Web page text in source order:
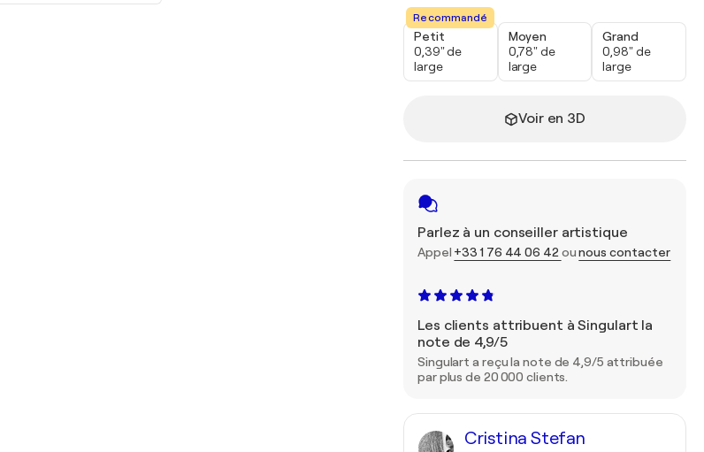
Recommandé
Petit
0,39" de
large
Moyen
0,78" de
large
Grand
0,98" de
large
Voir en 3D
Parlez à un conseiller artistique
Appel +33 1 76 44 06 42 ounous contacter
Les clients attribuent à Singulart la
note de 4,9/5
Singulart a reçu la note de 4,9/5 attribuée
par plus de 20 000 clients.
Cristina Stefan